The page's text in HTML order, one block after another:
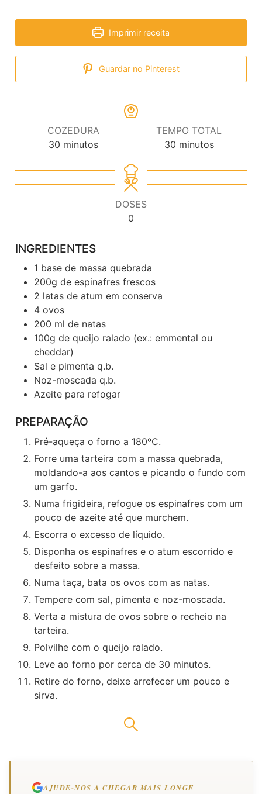
Imprimir receita
Guardar no Pinterest
COZEDURA
30minutos
minutos
TEMPO TOTAL
30minutos
minutos
DOSES
0
INGREDIENTES
1 base de massa quebrada
200g de espinafres frescos
2 latas de atum em conserva
4 ovos
200 ml de natas
100g de queijo ralado (ex.: emmental ou
cheddar)
Sal e pimenta q.b.
Noz-moscada q.b.
Azeite para refogar
PREPARAÇÃO
Pré-aqueça o forno a 180ºC.
Forre uma tarteira com a massa quebrada,
moldando-a aos cantos e picando o fundo com
um garfo.
Numa frigideira, refogue os espinafres com um
pouco de azeite até que murchem.
Escorra o excesso de líquido.
Disponha os espinafres e o atum escorrido e
desfeito sobre a massa.
Numa taça, bata os ovos com as natas.
Tempere com sal, pimenta e noz-moscada.
Verta a mistura de ovos sobre o recheio na
tarteira.
Polvilhe com o queijo ralado.
Leve ao forno por cerca de 30 minutos.
Retire do forno, deixe arrefecer um pouco e
sirva.
AJUDE-NOS A CHEGAR MAIS LONGE